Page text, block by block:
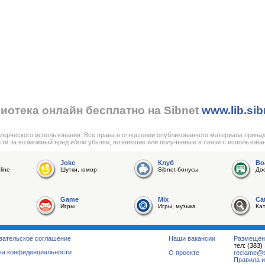
онлайн бесплатно на Sibnet
использования. Все права в отношении опубликованного материала
за возможный вред и/или убытки, возникшие или полученные в связи с
Joke
Шутки, юмор
Клуб
Sibnet-бонусы
Game
Игры
Mix
Игры, музыка
тел: (383)
Правила
Наши вакансии
О проекте
соглашение
конфиденциальности